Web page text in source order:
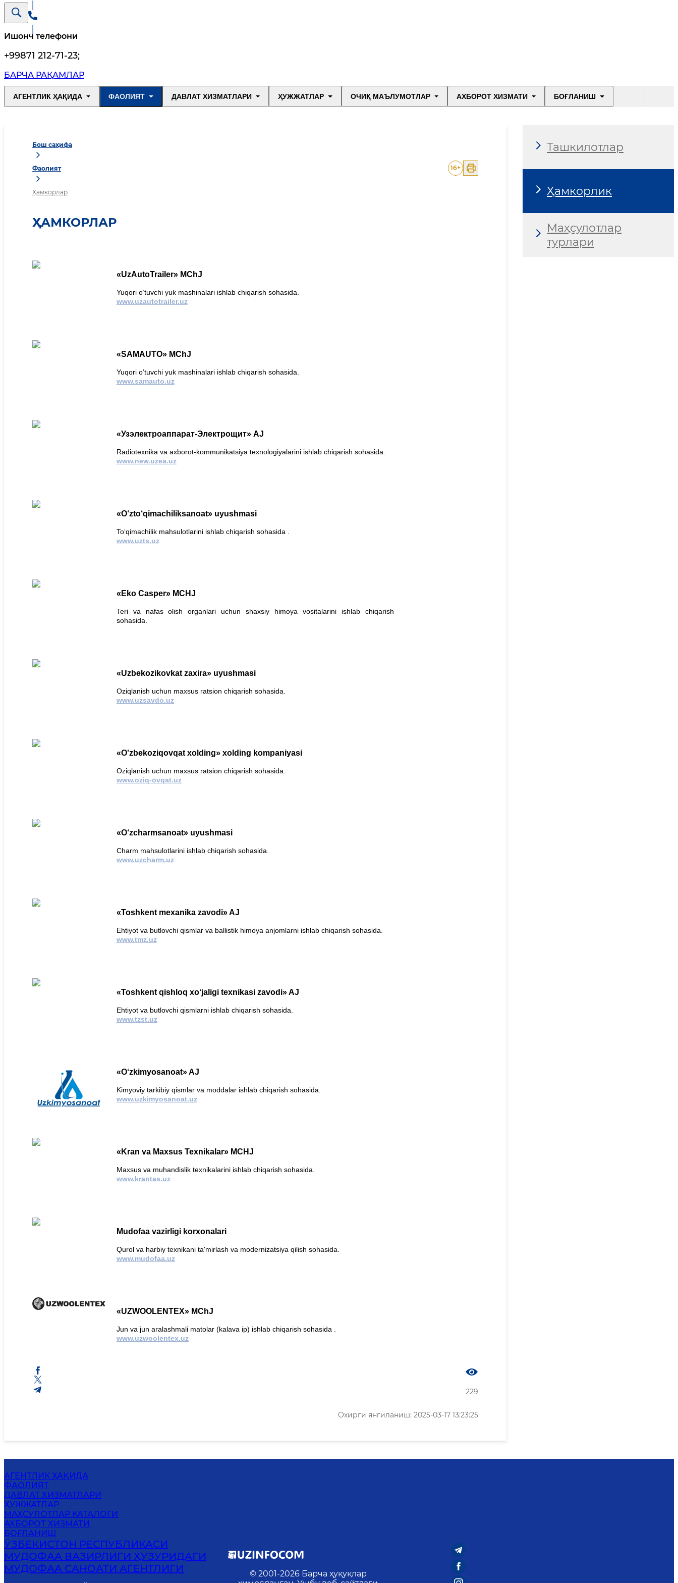
Ишонч телефони
+99871 212-71-23;
БАРЧА РАҚАМЛАР
АГЕНТЛИК ҲАҚИДА ФАОЛИЯТ ДАВЛАТ ХИЗМАТЛАРИ ҲУЖЖАТЛАР ОЧИҚ МАЪЛУМОТЛАР АХБОРОТ ХИЗМАТИ БОҒЛАНИШ
Бош саҳифа
Фаолият
Ҳамкорлар
16+
ҲАМКОРЛАР
«UzAutoTrailer» MChJ
Yuqori o’tuvchi yuk mashinalari ishlab chiqarish sohasida.
www.uzautotrailer.uz
«SAMAUTO» MChJ
Yuqori o’tuvchi yuk mashinalari ishlab chiqarish sohasida.
www.samauto.uz
«Узэлектроаппарат-Электрощит» AJ
Radiotexnika va axborot-kommunikatsiya texnologiyalarini ishlab chiqarish sohasida.
www.new.uzea.uz
«O‘zto‘qimachiliksanoat» uyushmasi
To‘qimachilik mahsulotlarini ishlab chiqarish sohasida .
www.uzts.uz
«Eko Casper» MCHJ
Teri va nafas olish organlari uchun shaxsiy himoya vositalarini ishlab chiqarish
sohasida.
«Uzbekozikovkat zaxira» uyushmasi
Oziqlanish uchun maxsus ratsion chiqarish sohasida.
www.uzsavdo.uz
«O'zbekoziqovqat xolding» xolding kompaniyasi
Oziqlanish uchun maxsus ratsion chiqarish sohasida.
www.oziq-ovqat.uz
«O‘zcharmsanoat» uyushmasi
Charm mahsulotlarini ishlab chiqarish sohasida.
www.uzcharm.uz
«Toshkent mexanika zavodi» AJ
Ehtiyot va butlovchi qismlar va ballistik himoya anjomlarni ishlab chiqarish sohasida.
www.tmz.uz
«Toshkent qishloq xo‘jaligi texnikasi zavodi» AJ
Ehtiyot va butlovchi qismlarni ishlab chiqarish sohasida.
www.tzst.uz
«O‘zkimyosanoat» AJ
Kimyoviy tarkibiy qismlar va moddalar ishlab chiqarish sohasida.
www.uzkimyosanoat.uz
«Kran va Maxsus Texnikalar» MCHJ
Maxsus va muhandislik texnikalarini ishlab chiqarish sohasida.
www.krantas.uz
Mudofaa vazirligi korxonalari
Qurol va harbiy texnikani ta'mirlash va modernizatsiya qilish sohasida.
www.mudofaa.uz
«UZWOOLENTEX» MChJ
Jun va jun aralashmali matolar (kalava ip) ishlab chiqarish sohasida .
www.uzwoolentex.uz
229
Охирги янгиланиш: 2025-03-17 13:23:25
Ташкилотлар
Ҳамкорлик
Маҳсулотлар
турлари
АГЕНТЛИК ҲАҚИДА
ФАОЛИЯТ
ДАВЛАТ ХИЗМАТЛАРИ
ҲУЖЖАТЛАР
МАҲСУЛОТЛАР КАТАЛОГИ
АХБОРОТ ХИЗМАТИ
БОҒЛАНИШ
ЎЗБЕКИСТОН РЕСПУБЛИКАСИ
МУДОФАА ВАЗИРЛИГИ ҲУЗУРИДАГИ
МУДОФАА САНОАТИ АГЕНТЛИГИ
© 2001-2026 Барча ҳуқуқлар